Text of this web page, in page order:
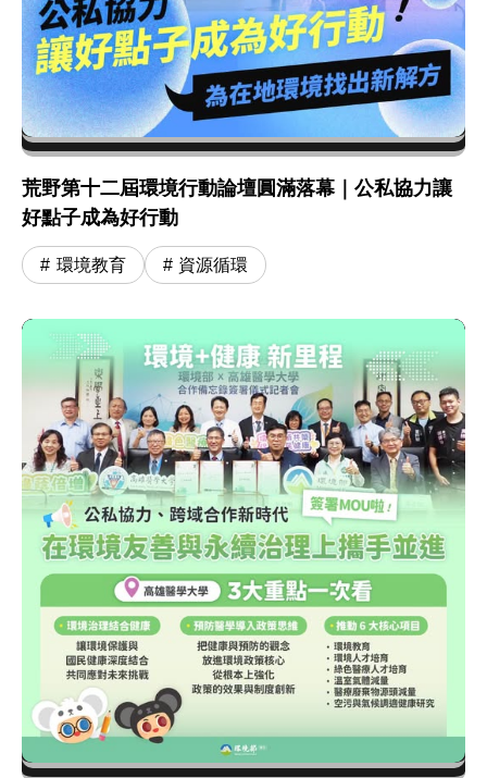
荒野第十二屆環境行動論壇圓滿落幕｜公私協力讓
好點子成為好行動
環境教育 資源循環